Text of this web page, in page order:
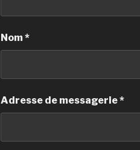
Nom*
Adresse de messagerie*